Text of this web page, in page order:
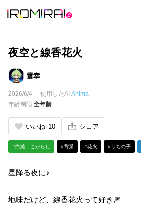
夜空と線香花火
雪幸
2026/6/4 使用したAI Anima
年齢制限 全年齢
いいね 10 シェア
#白縫 こがらし #背景 #花火 #うちの子
星降る夜に♪
地味だけど、線香花火って好き🎆